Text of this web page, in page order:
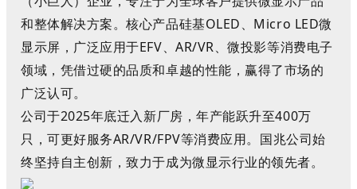
和整体解决方案。核心产品硅基OLED、 Micro LED微
显示屏，广泛应用于EFV、AR/VR、微投影等消费电子
领域，凭借过硬的品质和卓越的性能，赢得了市场的
广泛认可。
公司于2025年底迁入新厂房，年产能跃升至400万
只，可更好服务AR/VR/FPV等消费应用。 国兆公司始
终坚持自主创新，致力于成为微显示行业的领先者。